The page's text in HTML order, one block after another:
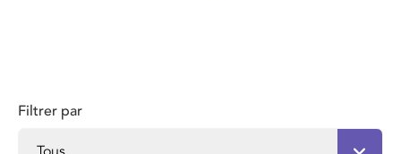
Filtrer par